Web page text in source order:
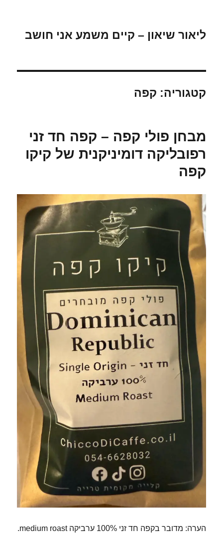
ליאור שיאון – קיים משמע אני חושב
קטגוריה: קפה
מבחן פולי קפה – קפה חד זני
רפובליקה דומיניקנית של קיקו
קפה
הערה: מדובר בקפה חד זני 100% ערביקה medium roast.